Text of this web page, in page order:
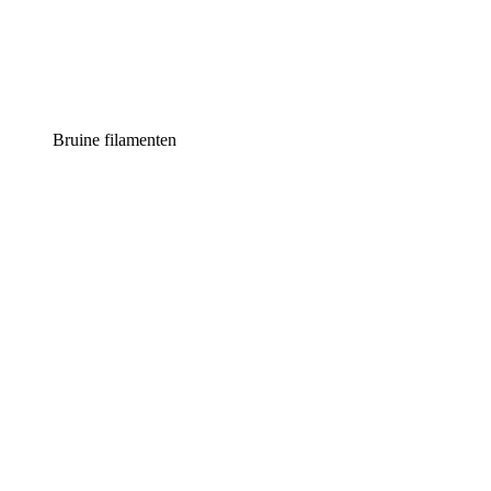
Bruine filamenten